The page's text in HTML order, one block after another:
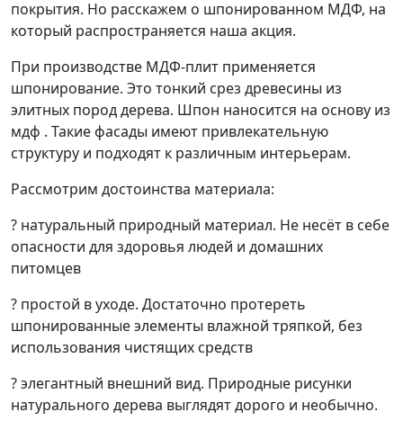
покрытия. Но расскажем о шпонированном МДФ, на
который распространяется наша акция.
При производстве МДФ-плит применяется
шпонирование. Это тонкий срез древесины из
элитных пород дерева. Шпон наносится на основу из
мдф . Такие фасады имеют привлекательную
структуру и подходят к различным интерьерам.
Рассмотрим достоинства материала:
? натуральный природный материал. Не несёт в себе
опасности для здоровья людей и домашних
питомцев
? простой в уходе. Достаточно протереть
шпонированные элементы влажной тряпкой, без
использования чистящих средств
? элегантный внешний вид. Природные рисунки
натурального дерева выглядят дорого и необычно.